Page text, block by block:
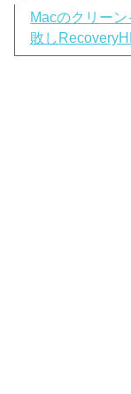
Macのクリー
敗し